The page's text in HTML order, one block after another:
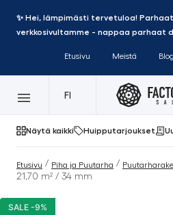
✨ Hei, lämpimästi tervetuloa!
verkkosivultamme - nappaa parhaat
Etusivu Meistä
FI
Näytä kaikki Huipputarjoukset
Etusivu / Piha ja Puutarha /
21,70 m² / 34 mm
SALE -9%